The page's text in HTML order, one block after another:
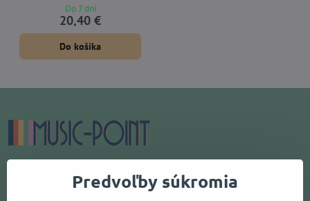
Do 7 dní
20,40 €
Do košíka
+421 909 172 911Predvoľby súkromia